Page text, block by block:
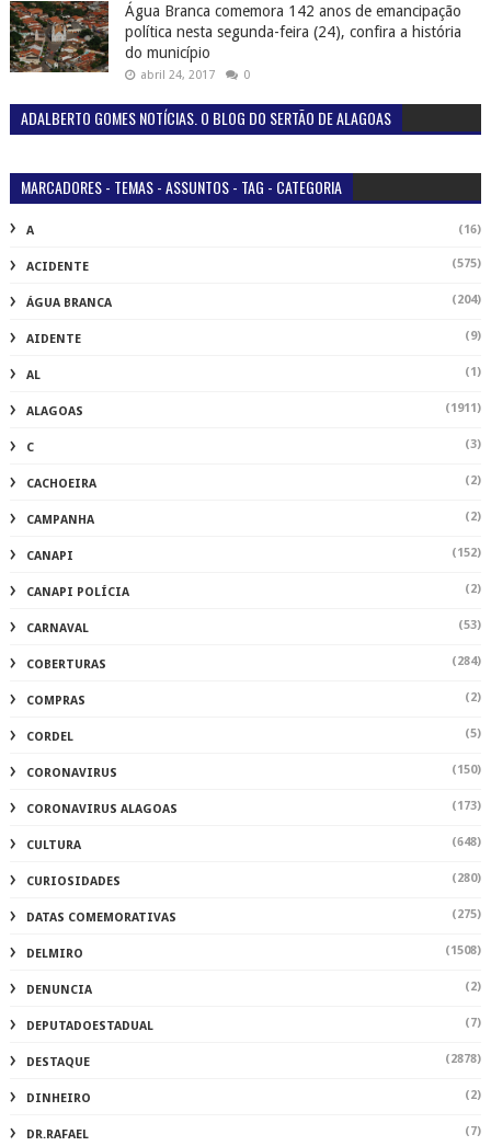
Água Branca comemora 142 anos de emancipação
política nesta segunda-feira (24), confira a história
do município
abril 24, 2017 0
ADALBERTO GOMES NOTÍCIAS. O BLOG DO SERTÃO DE ALAGOAS
MARCADORES - TEMAS - ASSUNTOS - TAG - CATEGORIA
A (16)
ACIDENTE (575)
ÁGUA BRANCA (204)
AIDENTE (9)
AL (1)
ALAGOAS (1911)
C (3)
CACHOEIRA (2)
CAMPANHA (2)
CANAPI (152)
CANAPI POLÍCIA (2)
CARNAVAL (53)
COBERTURAS (284)
COMPRAS (2)
CORDEL (5)
CORONAVIRUS (150)
CORONAVIRUS ALAGOAS (173)
CULTURA (648)
CURIOSIDADES (280)
DATAS COMEMORATIVAS (275)
DELMIRO (1508)
DENUNCIA (2)
DEPUTADOESTADUAL (7)
DESTAQUE (2878)
DINHEIRO (2)
DR.RAFAEL (7)